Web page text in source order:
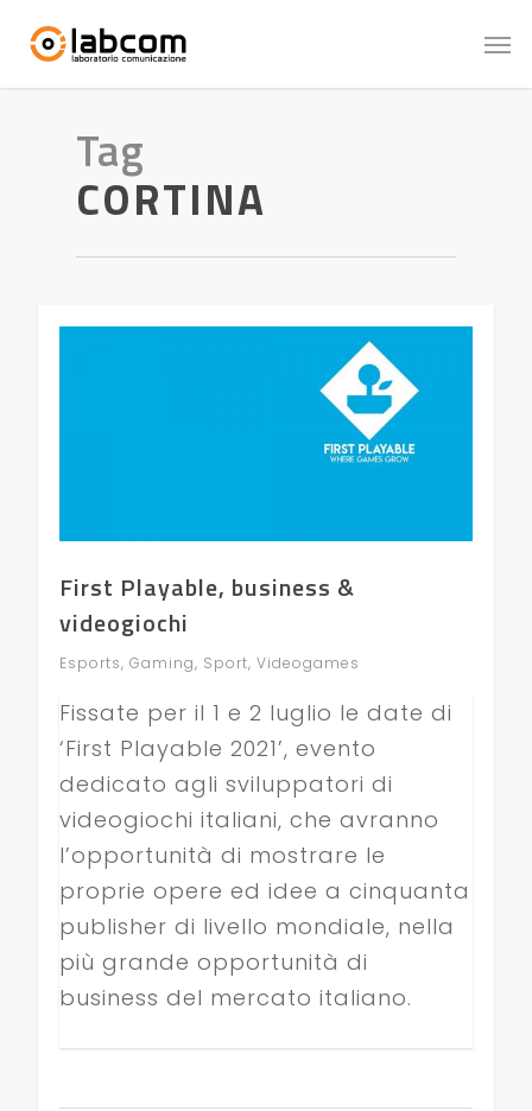
Tag
CORTINA
First Playable, business &
videogiochi
Esports, Gaming, Sport, Videogames
Fissate per il 1 e 2 luglio le date di
‘First Playable 2021’, evento
dedicato agli sviluppatori di
videogiochi italiani, che avranno
l’opportunità di mostrare le
proprie opere ed idee a cinquanta
publisher di livello mondiale, nella
più grande opportunità di
business del mercato italiano.